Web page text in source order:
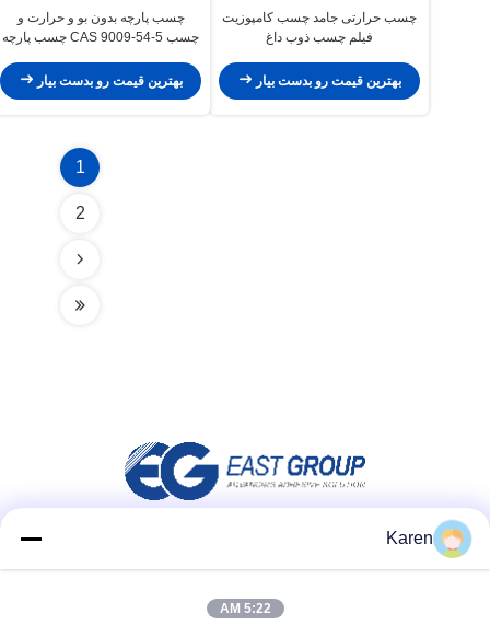
چسب حرارتی جامد چسب کامپوزیت
فیلم چسب ذوب داغ
بهترین قیمت رو بدست بیار
چسب پارچه بدون بو و حرارت و
چسب CAS 9009-54-5 چسب پارچه
بهترین قیمت رو بدست بیار
1
2
Karen
5:22 AM